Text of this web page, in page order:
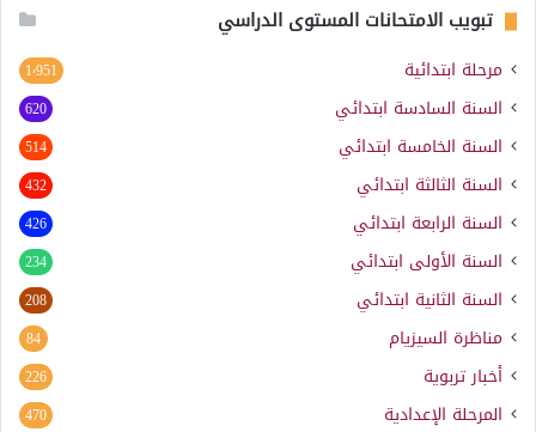
تبويب الامتحانات المستوى الدراسي
مرحلة ابتدائية 1٬951
السنة السادسة ابتدائي 620
السنة الخامسة ابتدائي 514
السنة الثالثة ابتدائي 432
السنة الرابعة ابتدائي 426
السنة الأولى ابتدائي 234
السنة الثانية ابتدائي 208
مناظرة السيزيام 84
أخبار تربوية 226
المرحلة الإعدادية 470